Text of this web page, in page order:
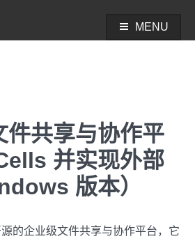
路由侠
MENU
件共享与协作平
并实现外部
版本）
的企业级文件共享与协作平台，它